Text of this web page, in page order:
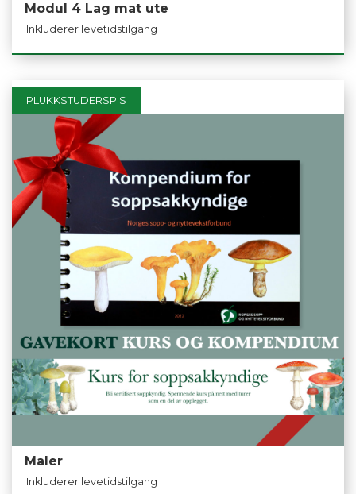
Modul 4 Lag mat ute
Inkluderer levetidstilgang
PLUKKSTUDERSPIS
Maler
Inkluderer levetidstilgang